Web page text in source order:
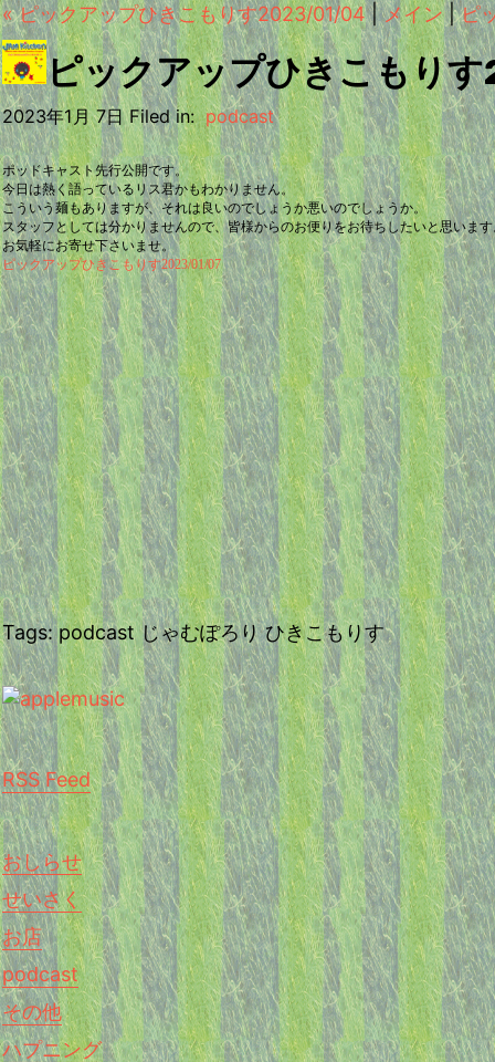
« ピックアップひきこもりす2023/01/04|メイン|ピ
ピックアップひきこもり
2023年1月 7日 Filed in: podcast
ポッドキャスト先行公開です。
今日は熱く語っているリス君かもわかりません。
こういう麺もありますが、それは良いのでしょうか悪いのでしょうか。
スタッフとしては分かりませんので、皆様からのお便りをお待ちしたいと思います
お気軽にお寄せ下さいませ。
ピックアップひきこもりす2023/01/07
Tags: podcast じゃむぽろり ひきこもりす
RSS Feed
おしらせ
せいさく
お店
podcast
その他
ハプニング